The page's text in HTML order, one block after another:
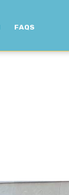
FAQS